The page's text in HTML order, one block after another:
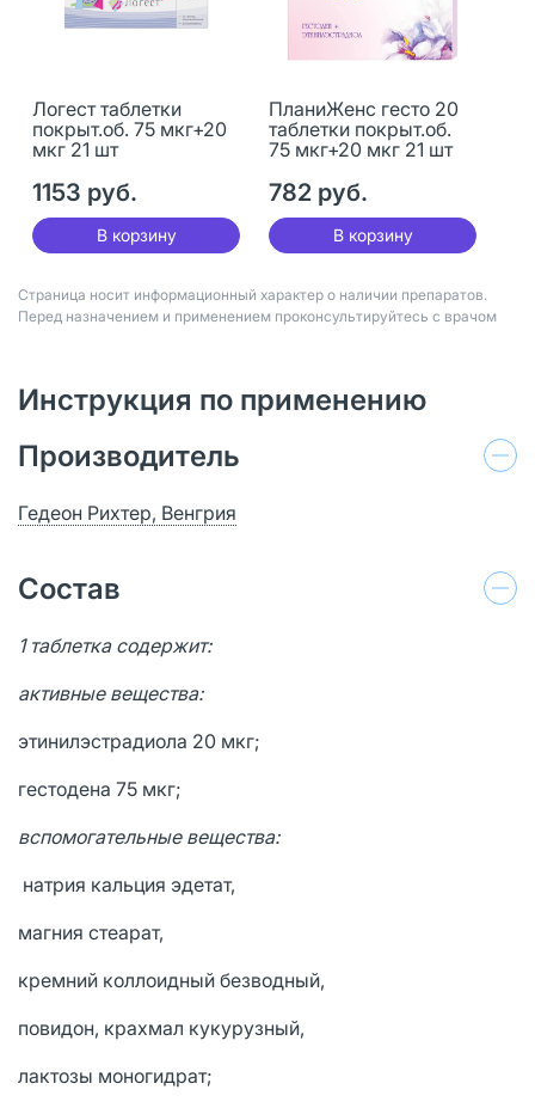
Логест таблетки
покрыт.об. 75 мкг+20
мкг 21 шт
1153 руб.
В корзину
ПланиЖенс гесто 20
таблетки покрыт.об.
75 мкг+20 мкг 21 шт
782 руб.
В корзину
Страница носит информационный характер о наличии препаратов.
Перед назначением и применением проконсультируйтесь с врачом
Инструкция по применению
Производитель
Гедеон Рихтер, Венгрия
Состав
1 таблетка содержит:
активные вещества:
этинилэстрадиола 20 мкг;
гестодена 75 мкг;
вспомогательные вещества:
натрия кальция эдетат,
магния стеарат,
кремний коллоидный безводный,
повидон, крахмал кукурузный,
лактозы моногидрат;